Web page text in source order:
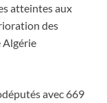
atteintes aux
des
Algérie
avec 669